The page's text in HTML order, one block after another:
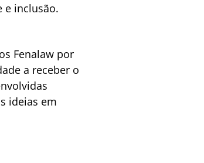
e inclusão.
Fenalaw por
a receber o
ideias em